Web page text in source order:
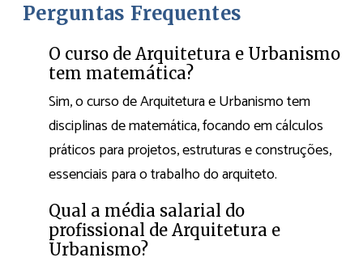
Perguntas Frequentes
O curso de Arquitetura e Urbanismo
tem matemática?
Sim, o curso de Arquitetura e Urbanismo tem
disciplinas de matemática, focando em cálculos
práticos para projetos, estruturas e construções,
essenciais para o trabalho do arquiteto.
Qual a média salarial do
profissional de Arquitetura e
Urbanismo?